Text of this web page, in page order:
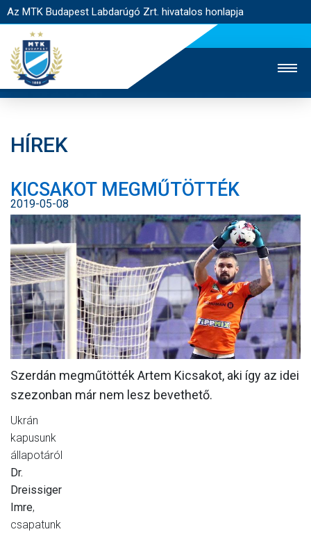
Az MTK Budapest Labdarúgó Zrt. hivatalos honlapja
JEGYÉRTÉKESÍTÉS
WEBSHOP
STADION
EGYESÜLET
KAPCSOLAT
NYITÓLAP
HÍREK
CSAPATOK
MÉRKŐZÉSEK
KLUB
GALÉRIA
HÍREK
KICSAKOT MEGMŰTÖTTÉK
2019-05-08
Szerdán megműtötték Artem Kicsakot, aki így az idei
szezonban már nem lesz bevethető.
Ukrán
kapusunk
állapotáról
Dr.
Dreissiger
Imre,
csapatunk